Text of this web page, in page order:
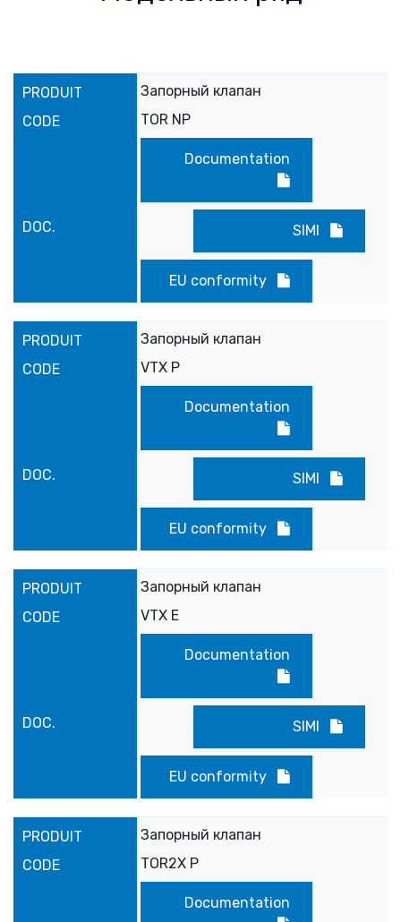
Запорный клапан
TOR NP
Documentation
SIMI
EU conformity
Запорный клапан
VTX P
Documentation
SIMI
EU conformity
Запорный клапан
VTX E
Documentation
SIMI
EU conformity
Запорный клапан
TOR2X P
Documentation